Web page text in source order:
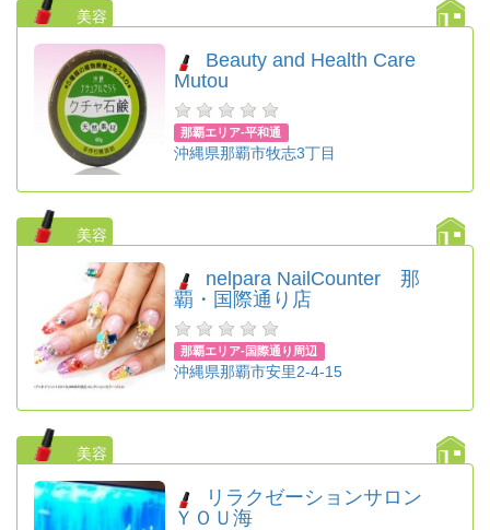
美容
Beauty and Health Care
Mutou
那覇エリア-平和通
沖縄県那覇市牧志3丁目
美容
nelpara NailCounter 那
覇・国際通り店
那覇エリア-国際通り周辺
沖縄県那覇市安里2-4-15
美容
リラクゼーションサロン
ＹＯＵ海